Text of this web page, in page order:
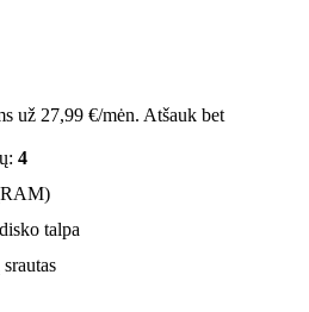
už 27,99 €/mėn. Atšauk bet
4
talpa